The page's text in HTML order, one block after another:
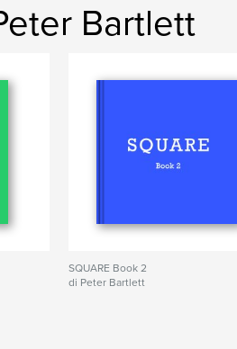
Bartlett
SQUARE Book 2
di Peter Bartlett